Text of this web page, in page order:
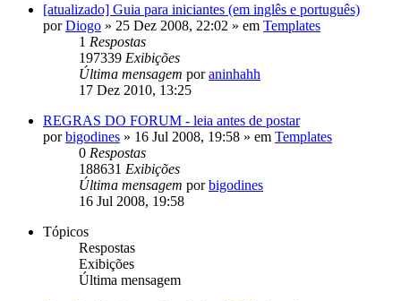
[atualizado] Guia para iniciantes (em inglês e português)
porDiogo » 25 Dez 2008, 22:02 » em Templates
1 Respostas
197339 Exibições
Última mensagem poraninhahh
17 Dez 2010, 13:25
REGRAS DO FORUM - leia antes de postar
porbigodines » 16 Jul 2008, 19:58 » em Templates
0 Respostas
188631 Exibições
Última mensagem porbigodines
16 Jul 2008, 19:58
Tópicos
Respostas
Exibições
Última mensagem